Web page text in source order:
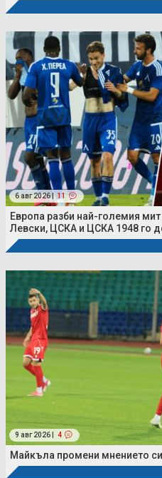
6 авг 2026 | 11
Европа разби най-големия
Левски, ЦСКА и ЦСКА 1948 го
9 авг 2026 | 4
Майкъла промени мнението